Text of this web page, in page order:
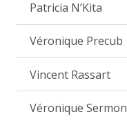
Patricia N’Kita
Véronique Precub
Vincent Rassart
Véronique Sermon